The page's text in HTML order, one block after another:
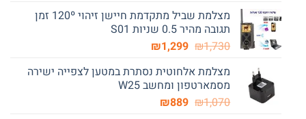
היה:
₪2,570.
הוא:
₪1,989.
מצלמת שביל מתקדמת חיישן זיהוי 120º זמן
תגובה מהיר 0.5 שניות S01
₪1,730
המחיר
היה:
₪1,730.
₪1,299
המחיר
הוא:
₪1,299.
מצלמת אלחוטית נסתרת במטען לצפייה ישירה
מסמארטפון ומחשב W25
₪1,070
המחיר
₪889 המחיר